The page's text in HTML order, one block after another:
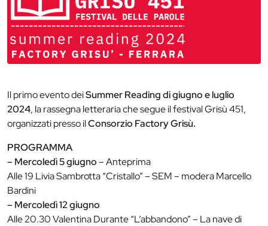
Il primo evento deiSummer Reading di giugno e luglio
2024, la rassegna letteraria che segue il festival Grisù 451,
organizzati presso ilConsorzio Factory Grisù.
PROGRAMMA
– Mercoledì 5 giugno– Anteprima
Alle 19 Livia Sambrotta “Cristallo” – SEM – modera Marcello
Bardini
– Mercoledì 12 giugno
Alle 20.30 Valentina Durante “L’abbandono” – La nave di